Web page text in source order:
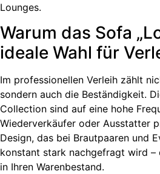
Lounges.
Warum das Sofa
ideale Wahl für
Im professionellen Verleih zählt
sondern auch die Beständigkeit.
Collection sind auf eine hohe
Wiederverkäufer oder Ausstatter
Design, das bei Brautpaaren und
konstant stark nachgefragt wird –
in Ihren Warenbestand.